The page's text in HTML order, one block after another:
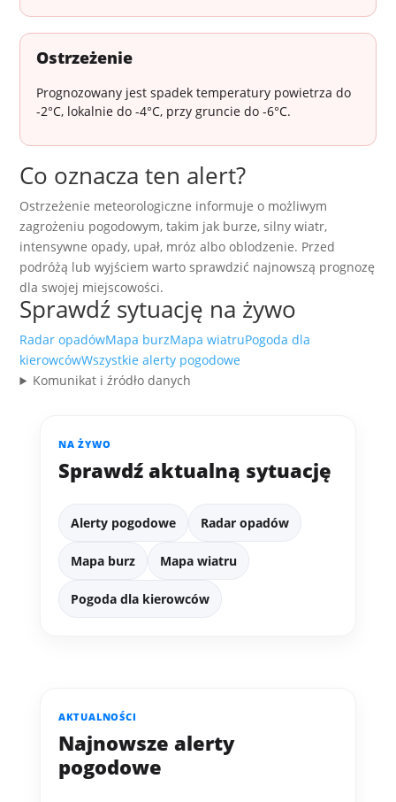
Ostrzeżenie
Prognozowany jest spadek temperatury powietrza do
-2°C, lokalnie do -4°C, przy gruncie do -6°C.
Co oznacza ten alert?
Ostrzeżenie meteorologiczne informuje o możliwym
zagrożeniu pogodowym, takim jak burze, silny wiatr,
intensywne opady, upał, mróz albo oblodzenie. Przed
podróżą lub wyjściem warto sprawdzić najnowszą prognozę
dla swojej miejscowości.
Sprawdź sytuację na żywo
Radar opadówMapa burzMapa wiatruPogoda dla
kierowcówWszystkie alerty pogodowe
Komunikat i źródło danych
NA ŻYWO
Sprawdź aktualną sytuację
Alerty pogodowe Radar opadów
Mapa burz Mapa wiatru
Pogoda dla kierowców
AKTUALNOŚCI
Najnowsze alerty
pogodowe